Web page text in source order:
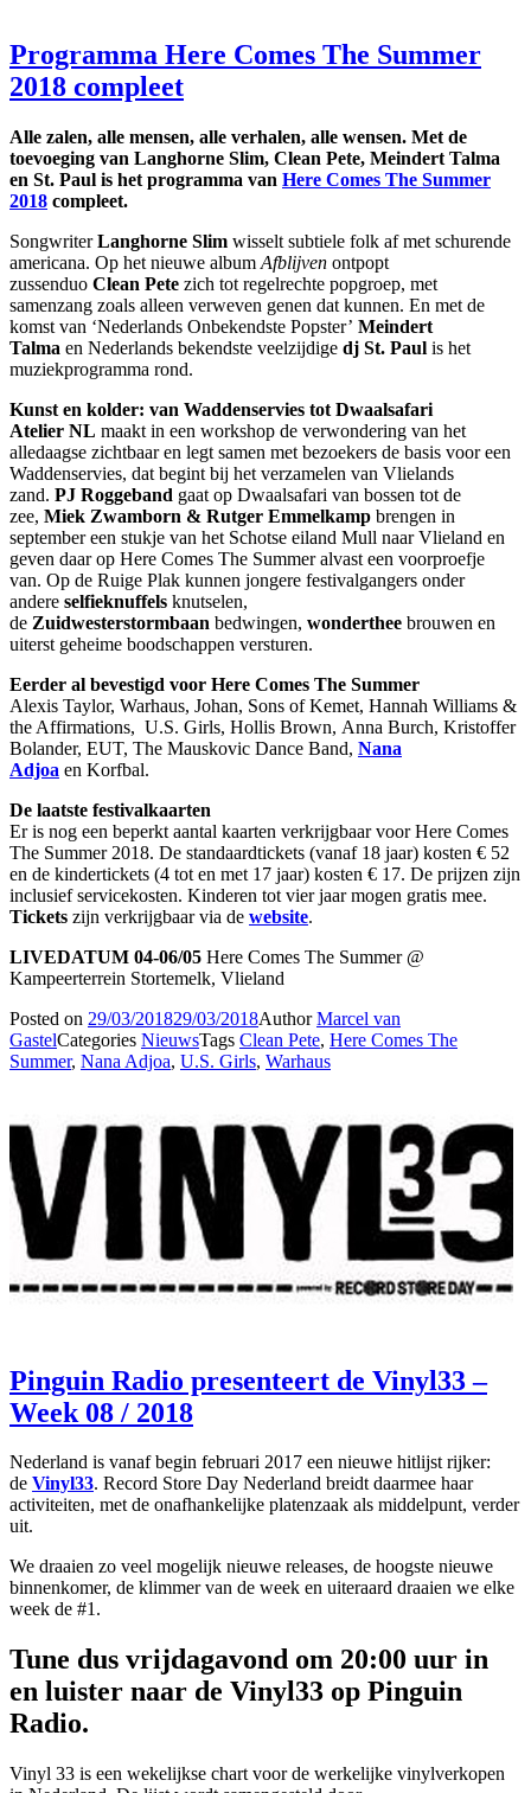
Programma Here Comes The Summer
2018 compleet
Alle zalen, alle mensen, alle verhalen, alle wensen. Met de
toevoeging van Langhorne Slim, Clean Pete, Meindert Talma
en St. Paul is het programma van Here Comes The Summer
2018 compleet.
SongwriterLanghorne Slim wisselt subtiele folk af met schurende
americana. Op het nieuwe album Afblijven ontpopt
zussenduo Clean Pete zich tot regelrechte popgroep, met
samenzang zoals alleen verweven genen dat kunnen. En met de
komst van ‘Nederlands Onbekendste Popster’ Meindert
Talma en Nederlands bekendste veelzijdige dj St. Paul is het
muziekprogramma rond.
Kunst en kolder: van Waddenservies tot Dwaalsafari
Atelier NL maakt in een workshop de verwondering van het
alledaagse zichtbaar en legt samen met bezoekers de basis voor een
Waddenservies, dat begint bij het verzamelen van Vlielands
zand. PJ Roggeband gaat op Dwaalsafari van bossen tot de
zee, Miek Zwamborn & Rutger Emmelkamp brengen in
september een stukje van het Schotse eiland Mull naar Vlieland en
geven daar op Here Comes The Summer alvast een voorproefje
van. Op de Ruige Plak kunnen jongere festivalgangers onder
andere selfieknuffels knutselen,
de Zuidwesterstormbaan bedwingen, wonderthee brouwen en
uiterst geheime boodschappen versturen.
Eerder al bevestigd voor Here Comes The Summer
Alexis Taylor, Warhaus, Johan, Sons of Kemet, Hannah Williams &
the Affirmations, U.S. Girls, Hollis Brown, Anna Burch, Kristoffer
Bolander, EUT, The Mauskovic Dance Band, Nana
Adjoa en Korfbal.
De laatste festivalkaarten
Er is nog een beperkt aantal kaarten verkrijgbaar voor Here Comes
The Summer 2018. De standaardtickets (vanaf 18 jaar) kosten € 52
en de kindertickets (4 tot en met 17 jaar) kosten € 17. De prijzen zijn
inclusief servicekosten. Kinderen tot vier jaar mogen gratis mee.
Tickets zijn verkrijgbaar via de website.
LIVEDATUM 04-06/05 Here Comes The Summer @
Kampeerterrein Stortemelk, Vlieland
Posted on 29/03/201829/03/2018AuthorMarcel van
GastelCategories NieuwsTags Clean Pete, Here Comes The
Summer, Nana Adjoa, U.S. Girls, Warhaus
Pinguin Radio presenteert de Vinyl33 –
Week 08 / 2018
Nederland is vanaf begin februari 2017 een nieuwe hitlijst rijker:
de Vinyl33. Record Store Day Nederland breidt daarmee haar
activiteiten, met de onafhankelijke platenzaak als middelpunt, verder
uit.
We draaien zo veel mogelijk nieuwe releases, de hoogste nieuwe
binnenkomer, de klimmer van de week en uiteraard draaien we elke
week de #1.
Tune dus vrijdagavond om 20:00 uur in
en luister naar de Vinyl33 op Pinguin
Radio.
Vinyl 33 is een wekelijkse chart voor de werkelijke vinylverkopen